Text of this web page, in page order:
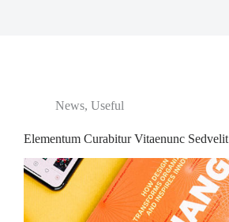
News, Useful
Elementum Curabitur Vitaenunc Sedvelit